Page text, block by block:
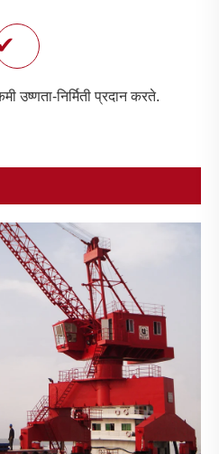
उष्णता-निर्मिती प्रदान करते.